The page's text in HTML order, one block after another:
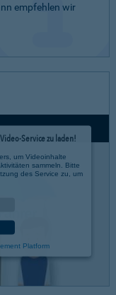
empfehlen wir
Service zu laden!
um Videoinhalte
sammeln. Bitte
des Service zu, um
Platform